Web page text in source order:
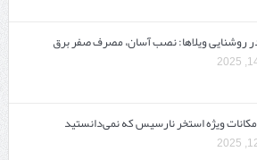
روشنایی ویلاها: نصب آسان، مصرف صفر برق
امکانات ویژه استخر نارسیس که نمی‌دانستید